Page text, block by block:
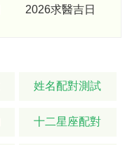
2026求醫吉日
姓名配對測試
十二星座配對